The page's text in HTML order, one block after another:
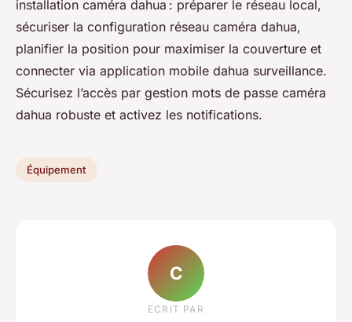
installation caméra dahua : préparer le réseau local,
sécuriser la configuration réseau caméra dahua,
planifier la position pour maximiser la couverture et
connecter via application mobile dahua surveillance.
Sécurisez l’accès par gestion mots de passe caméra
dahua robuste et activez les notifications.
Équipement
C
ECRIT PAR